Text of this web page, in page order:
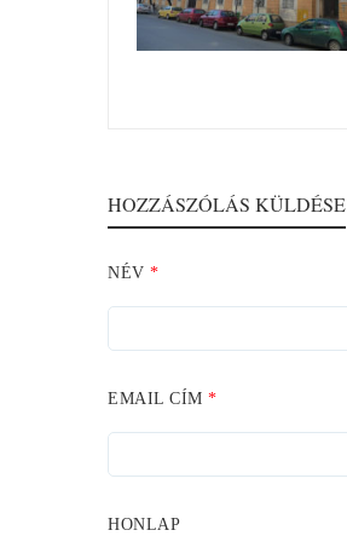
HOZZÁSZÓLÁS KÜLDÉSE
NÉV *
EMAIL CÍM *
HONLAP